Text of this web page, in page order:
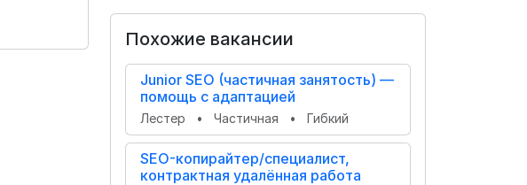
Похожие вакансии
Junior SEO (частичная занятость) —
помощь с адаптацией
Лестер • Частичная • Гибкий
SEO-копирайтер/специалист,
контрактная удалённая работа